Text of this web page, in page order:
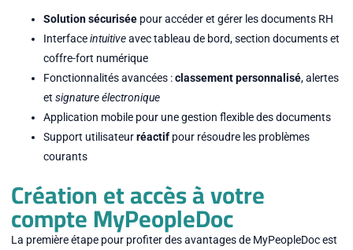
Solution sécuriséepour accéder et gérer les documents RH
Interfaceintuitiveavec tableau de bord, section documents et
coffre-fort numérique
Fonctionnalités avancées :classement personnalisé, alertes
et signature électronique
Application mobile pour une gestion flexible des documents
Support utilisateurréactifpour résoudre les problèmes
courants
Création et accès à votre
compte MyPeopleDoc
La première étape pour profiter des avantages de MyPeopleDoc est